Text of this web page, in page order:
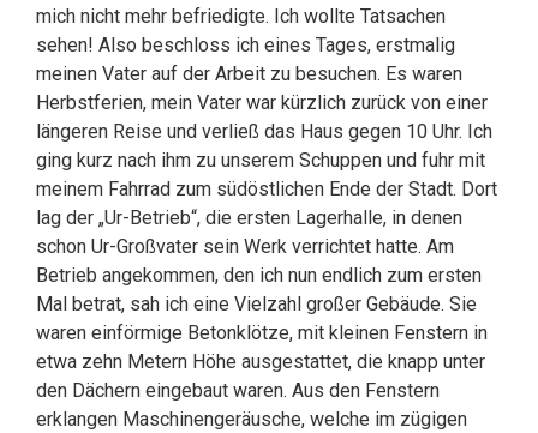
mich nicht mehr befriedigte. Ich wollte Tatsachen
sehen! Also beschloss ich eines Tages, erstmalig
meinen Vater auf der Arbeit zu besuchen. Es waren
Herbstferien, mein Vater war kürzlich zurück von einer
längeren Reise und verließ das Haus gegen 10 Uhr. Ich
ging kurz nach ihm zu unserem Schuppen und fuhr mit
meinem Fahrrad zum südöstlichen Ende der Stadt. Dort
lag der „Ur-Betrieb“, die ersten Lagerhalle, in denen
schon Ur-Großvater sein Werk verrichtet hatte. Am
Betrieb angekommen, den ich nun endlich zum ersten
Mal betrat, sah ich eine Vielzahl großer Gebäude. Sie
waren einförmige Betonklötze, mit kleinen Fenstern in
etwa zehn Metern Höhe ausgestattet, die knapp unter
den Dächern eingebaut waren. Aus den Fenstern
erklangen Maschinengeräusche, welche im zügigen